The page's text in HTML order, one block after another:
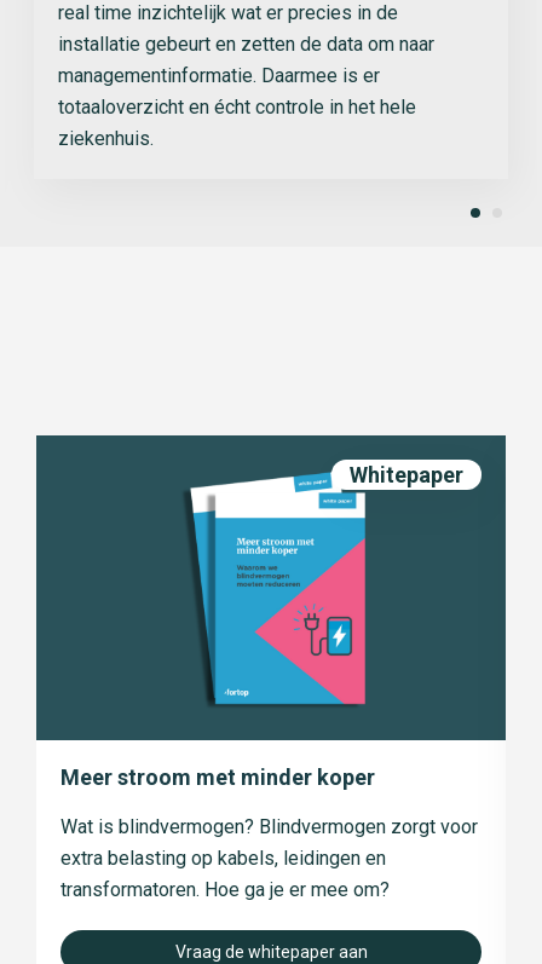
real time inzichtelijk wat er precies in de
installatie gebeurt en zetten de data om naar
managementinformatie. Daarmee is er
totaaloverzicht en écht controle in het hele
ziekenhuis.
Whitepaper
Meer stroom met minder koper
Wat is blindvermogen? Blindvermogen zorgt voor
extra belasting op kabels, leidingen en
transformatoren. Hoe ga je er mee om?
Vraag de whitepaper aan